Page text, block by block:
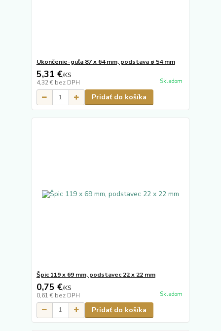
Ukončenie-guľa 87 x 64 mm, podstava ø 54 mm
5,31 €/KS
4,32 € bez DPH Skladom
Pridať do košíka
Špic 119 x 69 mm, podstavec 22 x 22 mm
0,75 €/KS
0,61 € bez DPH Skladom
Pridať do košíka